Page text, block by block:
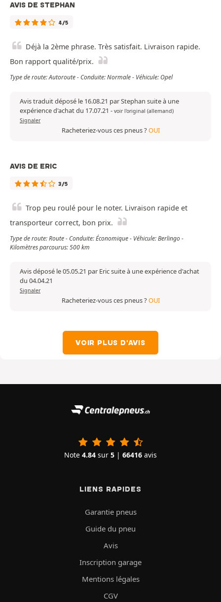
AVIS DE STEPHAN
4/5
Déjà la 2ème phrase. Très satisfait. Livraison rapide.
Bon rapport qualité/prix.
Type de route: Autoroute - Conduite: Normale - Véhicule: Opel
Avis traduit déposé le 16.08.21 par Stephan suite à une
expérience d'achat du 17.07.21 - voir l'original (allemand)
Signaler
Racheteriez-vous ces pneus ?OUI
AVIS DE ERIC
3/5
Trop peu roulé pour le noter. Livraison rapide et
transporteur correct, bon prix.
Type de route: Route - Conduite: Économique - Véhicule: Berlingo -
Kilomètres parcourus: 500 km
Avis déposé le 05.05.21 par Eric suite à une expérience d'achat
du 04.04.21
Signaler
Racheteriez-vous ces pneus ?OUI
VOIR PLUS D'AVIS
Note 4.84 sur 5 | 66416 avis
LIENS RAPIDES
Garantie pneus
Guide du pneu
Avis
Inscription garage
Mentions légales
CGV